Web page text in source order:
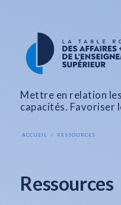
Mettre en relation
capacités. Favoriser
ACCUEIL RESSOURCES
Ressources